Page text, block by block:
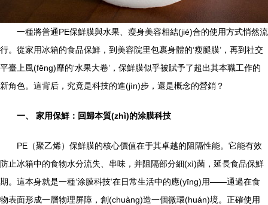
一種將普通PE保鮮膜與水果、瘦身美容相結(jié)合的使用方式悄然流
行。從家用冰箱的食品保鮮，到美容院里包裹身體的‘瘦腿膜’，再到社交
平臺上風(fēng)靡的‘水果大卷’，保鮮膜似乎被賦予了超出其本職工作的
新角色。這背后，究竟是科技的進(jìn)步，還是概念的營銷？
一、 家用保鮮：回歸本質(zhì)的涂膜科技
PE（聚乙烯）保鮮膜的核心價值在于其卓越的阻隔性能。它能有效
防止冰箱中的食物水分流失、串味，并阻隔部分細(xì)菌，延長食品保鮮
期。這本身就是一種‘涂膜科技’在日常生活中的應(yīng)用——通過在食
物表面形成一層物理屏障，創(chuàng)造一個微環(huán)境。正確使用